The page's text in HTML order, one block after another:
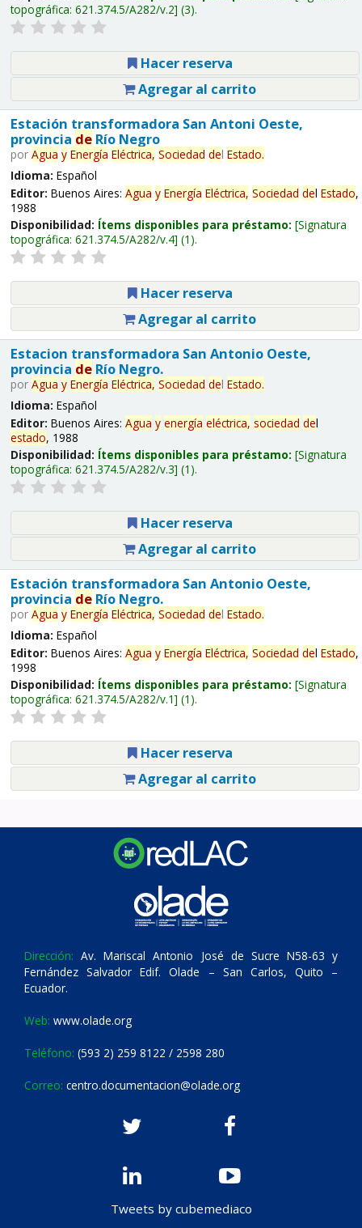
topográfica: 621.374.5/A282/v.2 (3).
Hacer reserva
Agregar al carrito
Estación transformadora San Antoni Oeste,
provincia deRío Negro
por Agua y Energía Eléctrica, Sociedad del Estado.
Idioma: Español
Editor: Buenos Aires: Agua y Energía Eléctrica, Sociedad del Estado,
1988
Disponibilidad: Ítems disponibles para préstamo: Signatura
topográfica: 621.374.5/A282/v.4 (1).
Hacer reserva
Agregar al carrito
Estacion transformadora San Antonio Oeste,
provincia deRío Negro.
por Agua y Energía Eléctrica, Sociedad del Estado.
Idioma: Español
Editor: Buenos Aires: Agua y energía eléctrica, sociedad del
estado, 1988
Disponibilidad: Ítems disponibles para préstamo: Signatura
topográfica: 621.374.5/A282/v.3 (1).
Hacer reserva
Agregar al carrito
Estación transformadora San Antonio Oeste,
provincia deRío Negro.
por Agua y Energía Eléctrica, Sociedad del Estado.
Idioma: Español
Editor: Buenos Aires: Agua y Energía Eléctrica, Sociedad del Estado,
1998
Disponibilidad: Ítems disponibles para préstamo: Signatura
topográfica: 621.374.5/A282/v.1 (1).
Hacer reserva
Agregar al carrito
Dirección: Av. Mariscal Antonio José de Sucre N58-63 y
Fernández Salvador Edif. Olade – San Carlos, Quito –
Ecuador.
Web: www.olade.org
Teléfono: (593 2) 259 8122 / 2598 280
Correo: centro.documentacion@olade.org
Tweets by cubemediaco